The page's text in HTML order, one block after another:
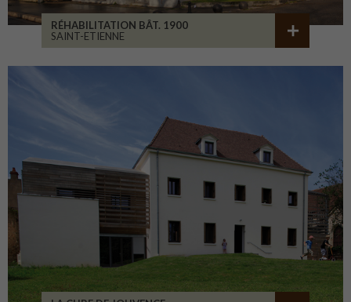
RÉHABILITATION BÂT. 1900
SAINT-ETIENNE